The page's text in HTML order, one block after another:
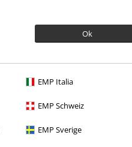
Ok
EMP Italia
EMP Schweiz
EMP Sverige